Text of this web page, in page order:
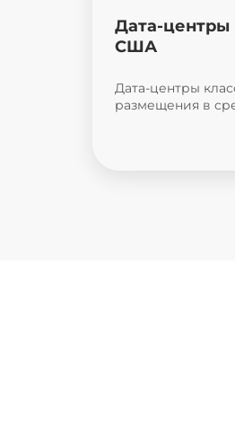
Дата-центры
США
Дата-центры
размещения в